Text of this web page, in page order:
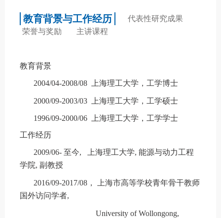
教育背景与工作经历
代表性研究成果
荣誉与奖励
主讲课程
教育背景
2004/04-2008/08 上海理工大学，工学博士
2000/09-2003/03 上海理工大学，工学硕士
1996/09-2000/06 上海理工大学，工学学士
工作经历
2009/06- 至今, 上海理工大学, 能源与动力工程
学院, 副教授
2016/09-2017/08， 上海市高等学校青年骨干教师
国外访问学者,
University of Wollongong,